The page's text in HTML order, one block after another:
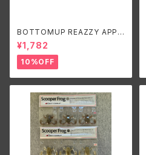
BOTTOMUP REAZZY APPE
AL PLUS/ボトムアップ リズィー
アピールプラス
¥1,782
10%OFF